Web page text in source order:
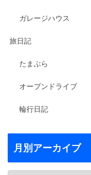
ガレージハウス
旅日記
たまぶら
オープンドライブ
輪行日記
月別アーカイブ